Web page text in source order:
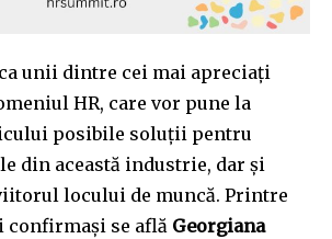
of
and be part of the
enter your email address on our website
button below. Don't worry, we respect
spam your inbox. Your information is
unii dintre cei mai apreciați
HR, care vor pune la
posibile soluții pentru
din această industrie, dar și
locului de muncă. Printre
se află Georgiana